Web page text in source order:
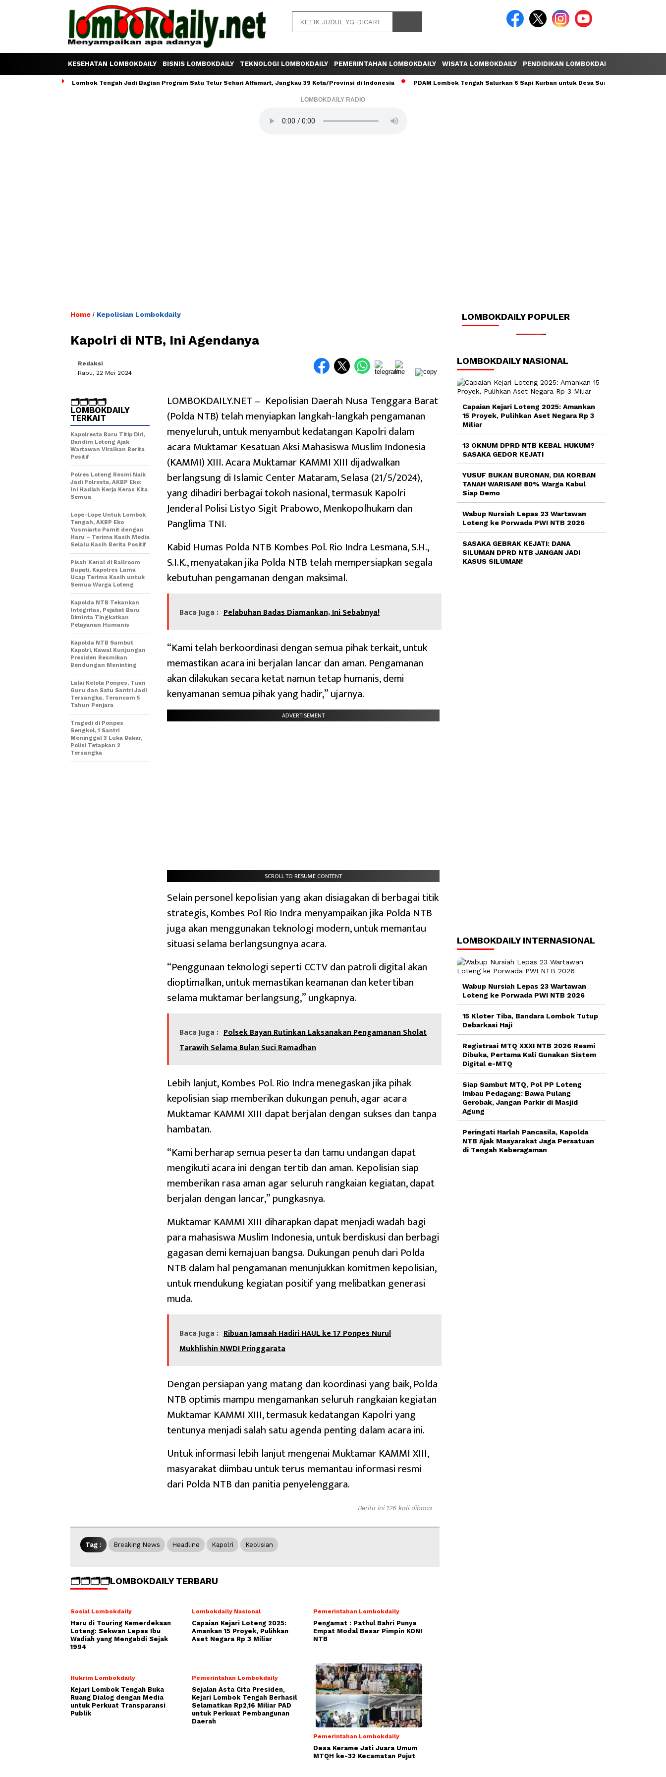
KESEHATAN LOMBOKDAILY BISNIS LOMBOKDAILY TEKNOLOGI LOMBOKDAILY PEMERINTAHAN LOMBOKDAILY WISATA LOMBOKDAILY PENDIDIKAN LOMBOKDAILY
Lombok Tengah Jadi Bagian Program Satu Telur Sehari Alfamart, Jangkau 39 Kota/Provinsi di Indonesia PDAM Lombok Tengah Salurkan 6 Sapi Kurban untuk Desa Sumber Mata Air
LOMBOKDAILY RADIO
Home / Kepolisian Lombokdaily
Kapolri di NTB, Ini Agendanya
Redaksi
Rabu, 22 Mei 2024
LOMBOKDAILY.NET – Kepolisian Daerah Nusa Tenggara Barat
(Polda NTB) telah menyiapkan langkah-langkah pengamanan
menyeluruh, untuk menyambut kedatangan Kapolri dalam
acara Muktamar Kesatuan Aksi Mahasiswa Muslim Indonesia
(KAMMI) XIII. Acara Muktamar KAMMI XIII dijadwalkan
berlangsung di Islamic Center Mataram, Selasa (21/5/2024),
yang dihadiri berbagai tokoh nasional, termasuk Kapolri
Jenderal Polisi Listyo Sigit Prabowo, Menkopolhukam dan
Panglima TNI.
Kabid Humas Polda NTB Kombes Pol. Rio Indra Lesmana, S.H.,
S.I.K., menyatakan jika Polda NTB telah mempersiapkan segala
kebutuhan pengamanan dengan maksimal.
Baca Juga : Pelabuhan Badas Diamankan, Ini Sebabnya!
“Kami telah berkoordinasi dengan semua pihak terkait, untuk
memastikan acara ini berjalan lancar dan aman. Pengamanan
akan dilakukan secara ketat namun tetap humanis, demi
kenyamanan semua pihak yang hadir,” ujarnya.
ADVERTISEMENT
SCROLL TO RESUME CONTENT
Selain personel kepolisian yang akan disiagakan di berbagai titik
strategis, Kombes Pol Rio Indra menyampaikan jika Polda NTB
juga akan menggunakan teknologi modern, untuk memantau
situasi selama berlangsungnya acara.
“Penggunaan teknologi seperti CCTV dan patroli digital akan
dioptimalkan, untuk memastikan keamanan dan ketertiban
selama muktamar berlangsung,” ungkapnya.
Baca Juga : Polsek Bayan Rutinkan Laksanakan Pengamanan Sholat
Tarawih Selama Bulan Suci Ramadhan
Lebih lanjut, Kombes Pol. Rio Indra menegaskan jika pihak
kepolisian siap memberikan dukungan penuh, agar acara
Muktamar KAMMI XIII dapat berjalan dengan sukses dan tanpa
hambatan.
“Kami berharap semua peserta dan tamu undangan dapat
mengikuti acara ini dengan tertib dan aman. Kepolisian siap
memberikan rasa aman agar seluruh rangkaian kegiatan, dapat
berjalan dengan lancar,” pungkasnya.
Muktamar KAMMI XIII diharapkan dapat menjadi wadah bagi
para mahasiswa Muslim Indonesia, untuk berdiskusi dan berbagi
gagasan demi kemajuan bangsa. Dukungan penuh dari Polda
NTB dalam hal pengamanan menunjukkan komitmen kepolisian,
untuk mendukung kegiatan positif yang melibatkan generasi
muda.
Baca Juga : Ribuan Jamaah Hadiri HAUL ke 17 Ponpes Nurul
Mukhlishin NWDI Pringgarata
Dengan persiapan yang matang dan koordinasi yang baik, Polda
NTB optimis mampu mengamankan seluruh rangkaian kegiatan
Muktamar KAMMI XIII, termasuk kedatangan Kapolri yang
tentunya menjadi salah satu agenda penting dalam acara ini.
Untuk informasi lebih lanjut mengenai Muktamar KAMMI XIII,
masyarakat diimbau untuk terus memantau informasi resmi
dari Polda NTB dan panitia penyelenggara.
🗂️🗂️🗂️🗂️
LOMBOKDAILY
TERKAIT
Kapolresta Baru Titip Diri,
Dandim Loteng Ajak
Wartawan Viralkan Berita
Positif
Polres Loteng Resmi Naik
Jadi Polresta, AKBP Eko:
Ini Hadiah Kerja Keras Kita
Semua
Lope-Lope Untuk Lombok
Tengah, AKBP Eko
Yusmiarto Pamit dengan
Haru – Terima Kasih Media
Selalu Kasih Berita Positif
Pisah Kenal di Ballroom
Bupati, Kapolres Lama
Ucap Terima Kasih untuk
Semua Warga Loteng
Kapolda NTB Tekankan
Integritas, Pejabat Baru
Diminta Tingkatkan
Pelayanan Humanis
Kapolda NTB Sambut
Kapolri, Kawal Kunjungan
Presiden Resmikan
Bendungan Meninting
Lalai Kelola Ponpes, Tuan
Guru dan Satu Santri Jadi
Tersangka, Terancam 5
Tahun Penjara
Tragedi di Ponpes
Sengkol, 1 Santri
Meninggal 3 Luka Bakar,
Polisi Tetapkan 2
Tersangka
Berita ini 126 kali dibaca
Tag : Breaking News Headline Kapolri Keolisian
🗂️🗂️🗂️🗂️LOMBOKDAILY TERBARU
Sosial Lombokdaily
Haru di Touring Kemerdekaan
Loteng: Sekwan Lepas Ibu
Wadiah yang Mengabdi Sejak
1994
Lombokdaily Nasional
Capaian Kejari Loteng 2025:
Amankan 15 Proyek, Pulihkan
Aset Negara Rp 3 Miliar
Pemerintahan Lombokdaily
Pengamat : Pathul Bahri Punya
Empat Modal Besar Pimpin KONI
NTB
Hukrim Lombokdaily
Kejari Lombok Tengah Buka
Ruang Dialog dengan Media
untuk Perkuat Transparansi
Publik
Pemerintahan Lombokdaily
Sejalan Asta Cita Presiden,
Kejari Lombok Tengah Berhasil
Selamatkan Rp2,16 Miliar PAD
untuk Perkuat Pembangunan
Daerah
Pemerintahan Lombokdaily
Desa Kerame Jati Juara Umum
MTQH ke-32 Kecamatan Pujut
LOMBOKDAILY POPULER
LOMBOKDAILY NASIONAL
Capaian Kejari Loteng 2025: Amankan
15 Proyek, Pulihkan Aset Negara Rp 3
Miliar
13 OKNUM DPRD NTB KEBAL HUKUM?
SASAKA GEDOR KEJATI
YUSUF BUKAN BURONAN, DIA KORBAN
TANAH WARISAN! 80% Warga Kabul
Siap Demo
Wabup Nursiah Lepas 23 Wartawan
Loteng ke Porwada PWI NTB 2026
SASAKA GEBRAK KEJATI: DANA
SILUMAN DPRD NTB JANGAN JADI
KASUS SILUMAN!
LOMBOKDAILY INTERNASIONAL
Wabup Nursiah Lepas 23 Wartawan
Loteng ke Porwada PWI NTB 2026
15 Kloter Tiba, Bandara Lombok Tutup
Debarkasi Haji
Registrasi MTQ XXXI NTB 2026 Resmi
Dibuka, Pertama Kali Gunakan Sistem
Digital e-MTQ
Siap Sambut MTQ, Pol PP Loteng
Imbau Pedagang: Bawa Pulang
Gerobak, Jangan Parkir di Masjid
Agung
Peringati Harlah Pancasila, Kapolda
NTB Ajak Masyarakat Jaga Persatuan
di Tengah Keberagaman